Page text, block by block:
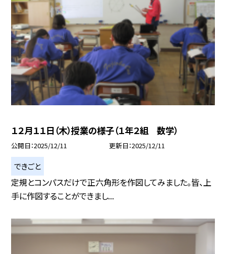
１２月１１日（木）授業の様子（１年２組 数学）
公開日 2025/12/11 更新日 2025/12/11
できごと
定規とコンパスだけで正六角形を作図してみました。皆、上
手に作図することができまし...